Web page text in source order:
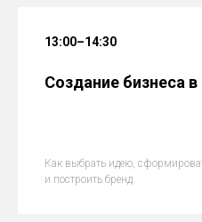
13:00–14:30
Создание бизнеса
Как выбрать идею,
и построить бренд.